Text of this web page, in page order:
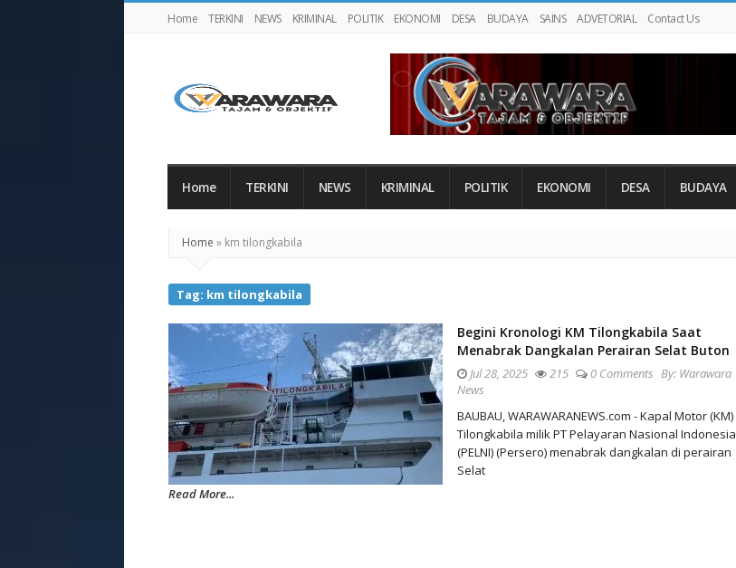
Home TERKINI NEWS KRIMINAL POLITIK EKONOMI DESA BUDAYA SAINS ADVETORIAL Contact Us
Home TERKINI NEWS KRIMINAL POLITIK EKONOMI DESA BUDAYA
Home » km tilongkabila
Tag: km tilongkabila
Begini Kronologi KM Tilongkabila Saat
Menabrak Dangkalan Perairan Selat Buton
Jul 28, 2025 215 0 Comments By: Warawara
News
BAUBAU, WARAWARANEWS.com - Kapal Motor (KM)
Tilongkabila milik PT Pelayaran Nasional Indonesia
(PELNI) (Persero) menabrak dangkalan di perairan
Selat
Read More...